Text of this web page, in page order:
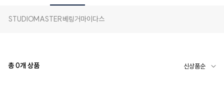
STUDIOMASTER베링거마이다스
총0개 상품